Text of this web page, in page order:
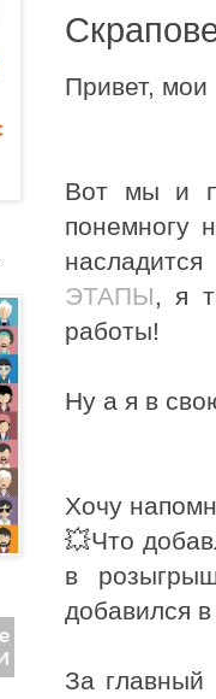
Привет,
Вот мы и
понемногу
ЭТАПЫ, я
работы!
Ну а я в
Хочу
💥Что
в
добавился в
За главный